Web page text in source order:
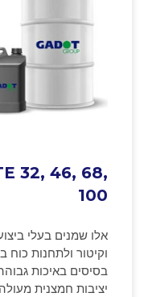
32, 46, 68,
100
אלו שמנים בעלי
וקיטור ולתחנות
בסיסים באיכות
יציבות חמצנית מעולה